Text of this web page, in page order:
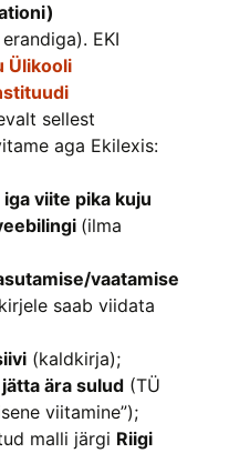
EKI
Ülikooli
sellest
aga Ekilexis:
iga viite pika kuju
(ilma
vaatamise
saab viidata
(kaldkirja);
ära sulud (TÜ
viitamine”);
malli järgi Riigi